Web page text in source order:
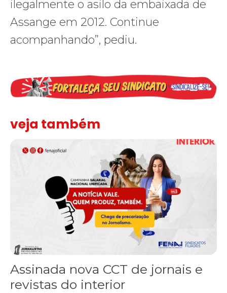
ilegalmente o asilo da embaixada de
Assange em 2012. Continue
acompanhando”, pediu.
veja também
Assinada nova CCT de jornais e revistas do interior
Assinada nova CCT de jornais e
revistas do interior